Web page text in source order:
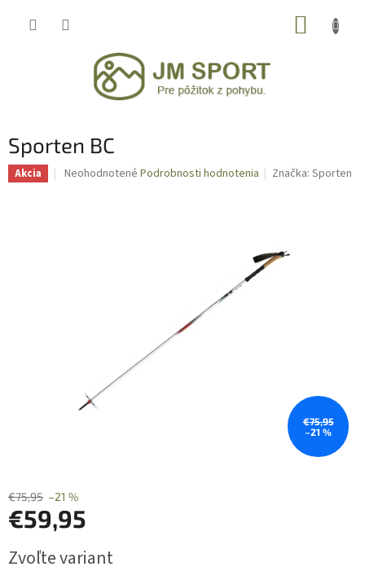
Sporten BC
Akcia
Priemerné
Neohodnotené Podrobnosti hodnotenia Značka:Sporten
€75,95
–21 %
€75,95 –21 %
€59,95
cena:
Zvoľte variant